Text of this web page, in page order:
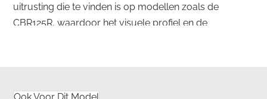
uitrusting die te vinden is op modellen zoals de
CBR125R, waardoor het visuele profiel en de